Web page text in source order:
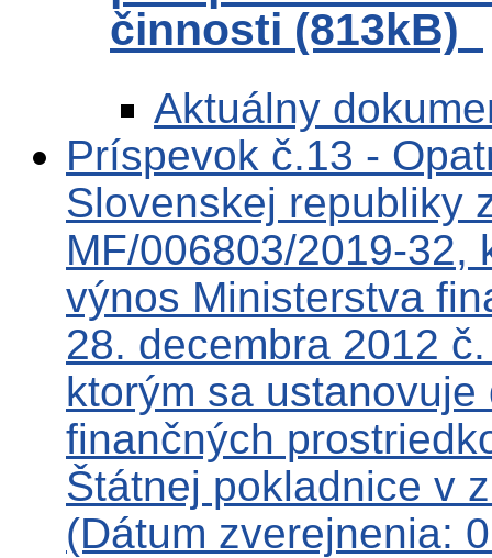
činnosti (813kB)
Aktuálny
Príspevok č.13 -
Slovenskej republiky
MF/006803/2019-32,
výnos Ministerstva
28. decembra 2012
ktorým sa
finančných
Štátnej pokladnice v
(Dátum zverejnenia: